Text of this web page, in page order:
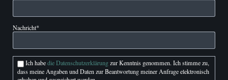
Pflichtfeld
Nachricht*
Ich habedie Datenschutzerklärungzur Kenntnis genommen. Ich stimme zu,
dass meine Angaben und Daten zur Beantwortung meiner Anfrage elektronisch